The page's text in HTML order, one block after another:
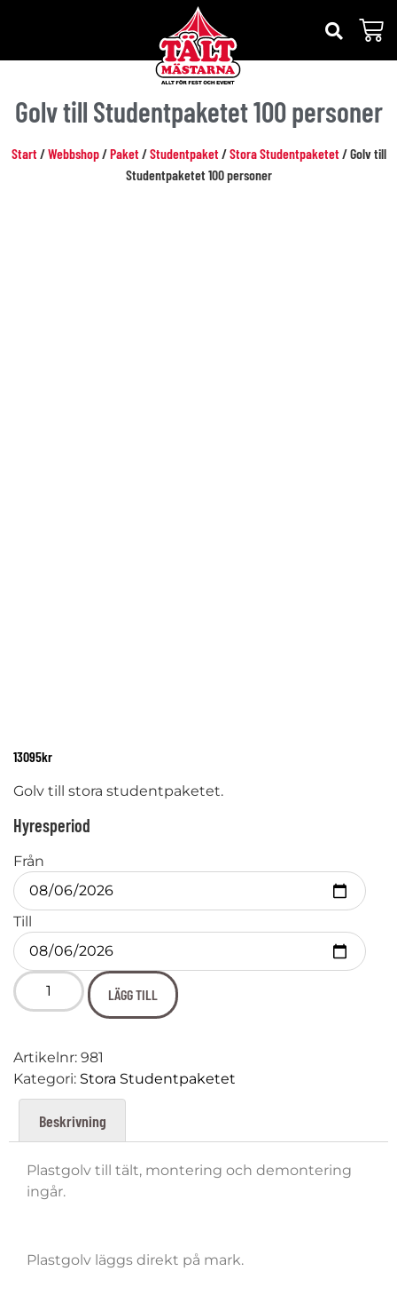
Golv till Studentpaketet 100 personer
Start/Webbshop/Paket/Studentpaket/Stora Studentpaketet/ Golv till
Studentpaketet 100 personer
13095kr
Golv till stora studentpaketet.
Hyresperiod
Från
Till
LÄGG TILL
Artikelnr: 981
Kategori: Stora Studentpaketet
Beskrivning
Plastgolv till tält, montering och demontering
ingår.
Plastgolv läggs direkt på mark.